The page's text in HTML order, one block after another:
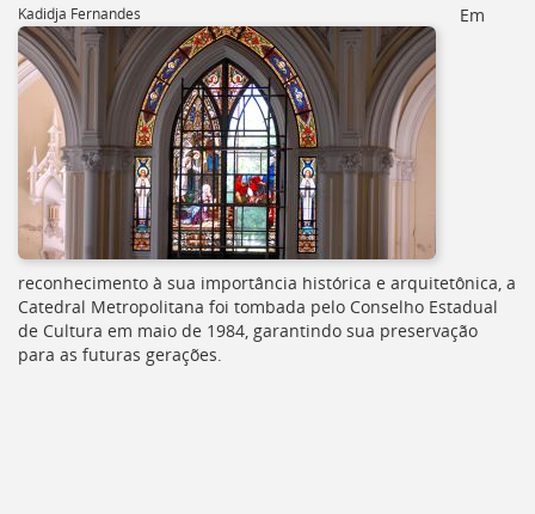
Kadidja Fernandes Em
reconhecimento à sua importância histórica e arquitetônica, a
Catedral Metropolitana foi tombada pelo Conselho Estadual
de Cultura em maio de 1984, garantindo sua preservação
para as futuras gerações.